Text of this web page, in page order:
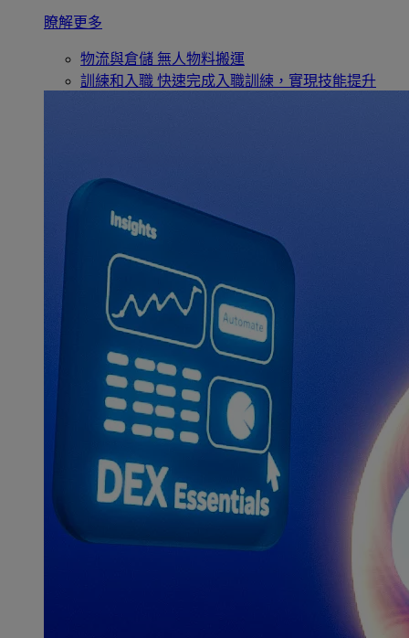
瞭解更多
物流與倉儲 無人物料搬運
訓練和入職 快速完成入職訓練，實現技能提升